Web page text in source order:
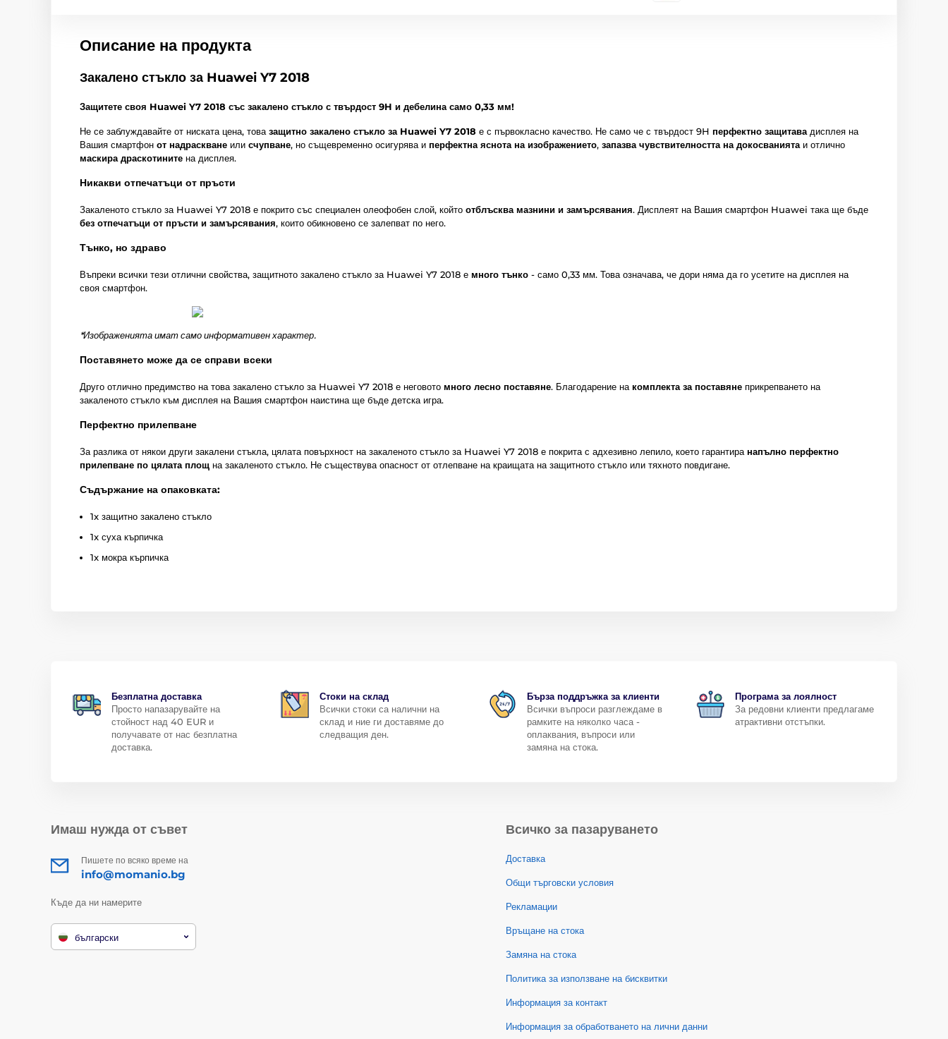
Описание на продукта
Закалено стъкло за Huawei Y7 2018
Защитете своя Huawei Y7 2018 със закалено стъкло с твърдост 9H и дебелина само 0,33 мм!
Не се заблуждавайте от ниската цена, товазащитно закалено стъкло за Huawei Y7 2018 е с първокласно качество. Не само че с твърдост 9H перфектно защитавадисплея на
Вашия смартфон от надраскване или счупване, но същевременно осигурява и перфектна яснота на изображението, запазва чувствителността на докосваниятаи отлично
маскира драскотините на дисплея.
Никакви отпечатъци от пръсти
Закаленото стъкло за Huawei Y7 2018 е покрито със специален олеофобен слой, който отблъсква мазнини и замърсявания. Дисплеят на Вашия смартфон Huawei така ще бъде
без отпечатъци от пръсти и замърсявания, които обикновено се залепват по него.
Тънко, но здраво
Въпреки всички тези отлични свойства, защитното закалено стъкло за Huawei Y7 2018 е много тънко - само 0,33 мм. Това означава, че дори няма да го усетите на дисплея на
своя смартфон.
*Изображенията имат само информативен характер.
Поставянето може да се справи всеки
Друго отлично предимство на това закалено стъкло за Huawei Y7 2018 е неговото много лесно поставяне. Благодарение накомплекта за поставяне прикрепването на
закаленото стъкло към дисплея на Вашия смартфон наистина ще бъде детска игра.
Перфектно прилепване
За разлика от някои други закалени стъкла, цялата повърхност на закаленото стъкло за Huawei Y7 2018 е покрита с адхезивно лепило, което гарантиранапълно перфектно
прилепване по цялата площ на закаленото стъкло. Не съществува опасност от отлепване на краищата на защитното стъкло или тяхното повдигане.
Съдържание на опаковката:
1x защитно закалено стъкло
1x суха кърпичка
1x мокра кърпичка
Безплатна доставка
Просто напазарувайте на
стойност над 40 EUR и
получавате от нас безплатна
доставка.
Стоки на склад
Всички стоки са налични на
склад и ние ги доставяме до
следващия ден.
Бърза поддръжка за клиенти
Всички въпроси разглеждаме в
рамките на няколко часа -
оплаквания, въпроси или
замяна на стока.
Програма за лоялност
За редовни клиенти предлагаме
атрактивни отстъпки.
Имаш нужда от съвет
Пишете по всяко време на
info@momanio.bg
Къде да ни намерите
български
Всичко за пазаруването
Доставка
Общи търговски условия
Рекламации
Връщане на стока
Замяна на стока
Политика за използване на бисквитки
Информация за контакт
Информация за обработването на лични данни